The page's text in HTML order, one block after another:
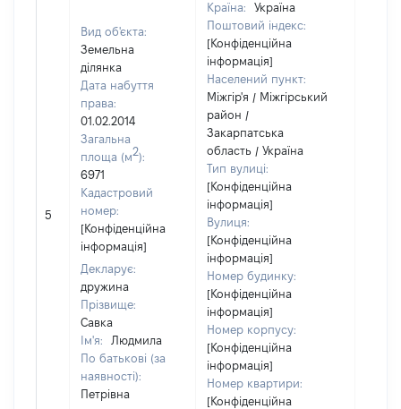
5
Вид об'єкта:
Земельна
ділянка
Дата набуття
права:
01.02.2014
Загальна
площа (м2):
6971
Кадастровий
номер:
[Конфіденційна
інформація]
Декларує:
дружина
Прізвище:
Савка
Ім'я:
Людмила
По батькові (за
наявності):
Петрівна
Країна:
Україна
Поштовий індекс:
[Конфіденційна
інформація]
Населений пункт:
Міжгір'я / Міжгірський
район /
Закарпатська
область / Україна
Тип вулиці:
[Конфіденційна
інформація]
Вулиця:
[Конфіденційна
інформація]
Номер будинку:
[Конфіденційна
інформація]
Номер корпусу:
[Конфіденційна
інформація]
Номер квартири:
[Конфіденційна